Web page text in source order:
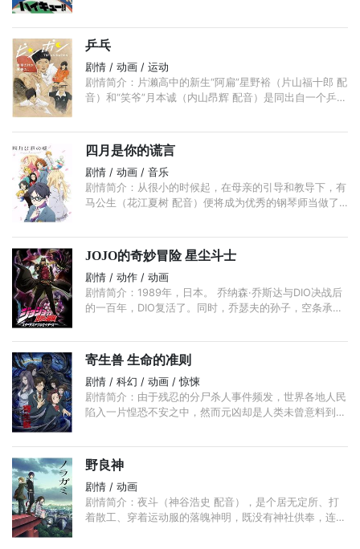
乒乓
剧情 / 动画 / 运动
剧情简介：片濑高中的新生“阿扁”星野裕（片山福十郎 配
音）和“笑爷”月本诚（内山昂辉 配音）是同出自一个乒乓
...
四月是你的谎言
剧情 / 动画 / 音乐
剧情简介：从很小的时候起，在母亲的引导和教导下，有
马公生（花江夏树 配音）便将成为优秀的钢琴师当做了
JOJO的奇妙冒险 星尘斗士
剧情 / 动作 / 动画
剧情简介：1989年，日本。 乔纳森·乔斯达与DIO决战后
的一百年，DIO复活了。同时，乔瑟夫的孙子，空条承太
寄生兽 生命的准则
剧情 / 科幻 / 动画 / 惊悚
剧情简介：由于残忍的分尸杀人事件频发，世界各地人民
陷入一片惶恐不安之中，然而元凶却是人类未曾意料到
野良神
剧情 / 动画
剧情简介：夜斗（神谷浩史 配音），是个居无定所、打
着散工、穿着运动服的落魄神明，既没有神社供奉，连手